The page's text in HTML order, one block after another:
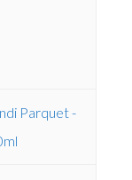
Parquet -